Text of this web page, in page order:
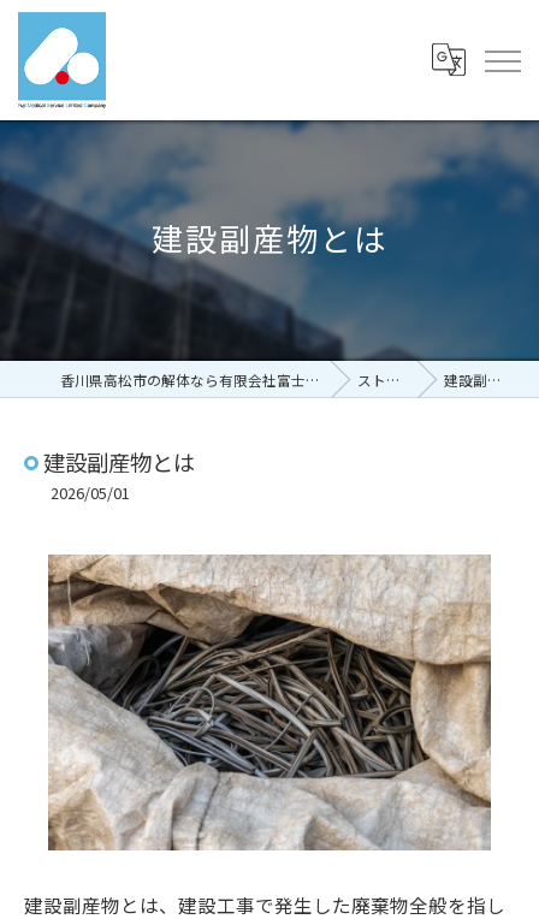
建設副産物とは
香川県高松市の解体なら有限会社富士メディカルサービス ストーリー 建設副産物とは
建設副産物とは
2026/05/01
建設副産物とは、建設工事で発生した廃棄物全般を指し